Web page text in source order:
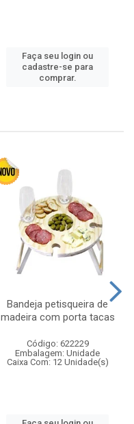
Faça seu login ou
cadastre-se para
comprar.
Bandeja petisqueira de
madeira com porta tacas
Código: 622229
Embalagem: Unidade
Caixa Com: 12 Unidade(s)